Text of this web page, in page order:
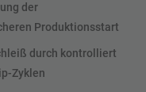
der
Produktionsstart
durch kontrolliert
Zyklen